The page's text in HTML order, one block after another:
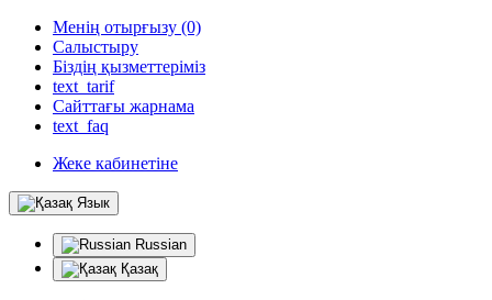
Менің отырғызу (0)
Салыстыру
Біздің қызметтеріміз
text_tarif
Сайттағы жарнама
text_faq
Жеке кабинетіне
Язык
Russian
Қазақ